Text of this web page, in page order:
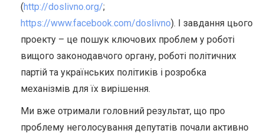
(http://doslivno.org/;
https://www.facebook.com/doslivno). І завдання цього
проекту – це пошук ключових проблем у роботі
вищого законодавчого органу, роботі політичних
партій та українських політиків і розробка
механізмів для їх вирішення.
Ми вже отримали головний результат, що про
проблему неголосування депутатів почали активно